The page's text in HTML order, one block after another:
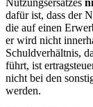
dafür ist, dass der
die auf einen
er wird nicht
Schuldverhältnis,
führt, ist
nicht bei den
werden.